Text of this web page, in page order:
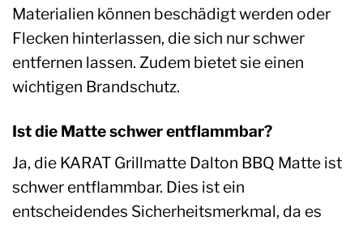
Materialien können beschädigt werden oder
Flecken hinterlassen, die sich nur schwer
entfernen lassen. Zudem bietet sie einen
wichtigen Brandschutz.
Ist die Matte schwer entflammbar?
Ja, die KARAT Grillmatte Dalton BBQ Matte ist
schwer entflammbar. Dies ist ein
entscheidendes Sicherheitsmerkmal, da es